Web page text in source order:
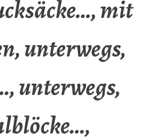
mit
unterwegs,
unterwegs,